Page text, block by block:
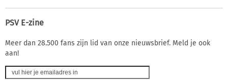
PSV E-zine
Meer dan 28.500 fans zijn lid van onze nieuwsbrief. Meld je ook
aan!